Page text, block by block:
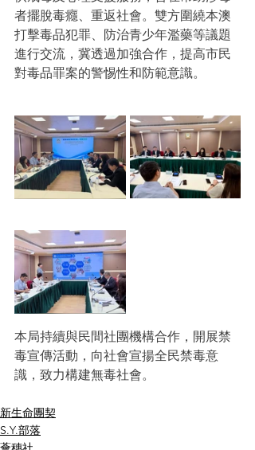
者擺脫毒癮、重返社會。雙方圍繞本澳
打擊毒品犯罪、防治青少年濫藥等議題
進行交流，冀透過加強合作，提高市民
對毒品罪案的警惕性和防範意識。
本局持續與民間社團機構合作，開展禁
毒宣傳活動，向社會宣揚全民禁毒意
識，致力構建無毒社會。
新生命團契
S.Y.部落